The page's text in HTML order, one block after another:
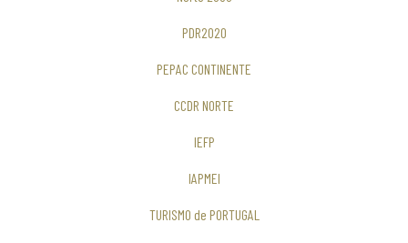
PDR2020
PEPAC CONTINENTE
CCDR NORTE
IEFP
IAPMEI
TURISMO de PORTUGAL